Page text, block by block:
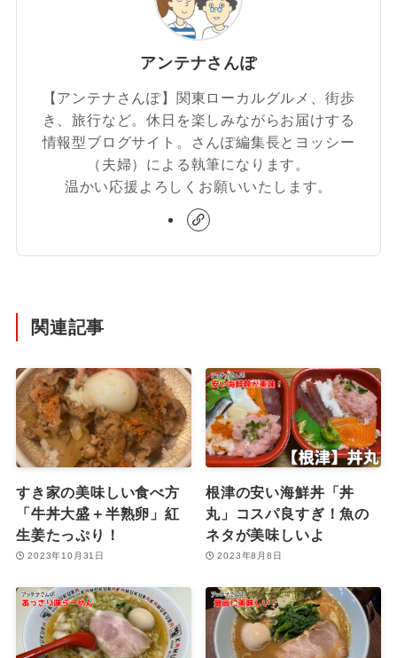
アンテナさんぽ
【アンテナさんぽ】関東ローカルグルメ、街歩
き、旅行など。休日を楽しみながらお届けする
情報型ブログサイト。さんぽ編集長とヨッシー
（夫婦）による執筆になります。
温かい応援よろしくお願いいたします。
関連記事
すき家の美味しい食べ方
「牛丼大盛＋半熟卵」紅
生姜たっぷり！
2023年10月31日
根津の安い海鮮丼「丼
丸」コスパ良すぎ！魚の
ネタが美味しいよ
2023年8月8日